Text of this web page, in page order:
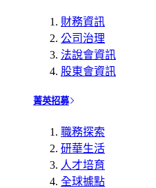
財務資訊
公司治理
法說會資訊
股東會資訊
菁英招募
職務探索
研華生活
人才培育
全球據點